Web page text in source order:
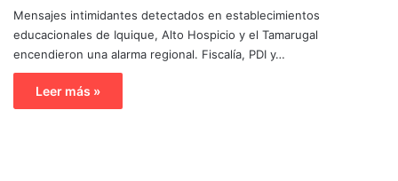
Mensajes intimidantes detectados en establecimientos
educacionales de Iquique, Alto Hospicio y el Tamarugal
encendieron una alarma regional. Fiscalía, PDI y…
Leer más »